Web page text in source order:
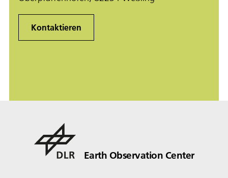
Kontaktieren
Earth Observation Center